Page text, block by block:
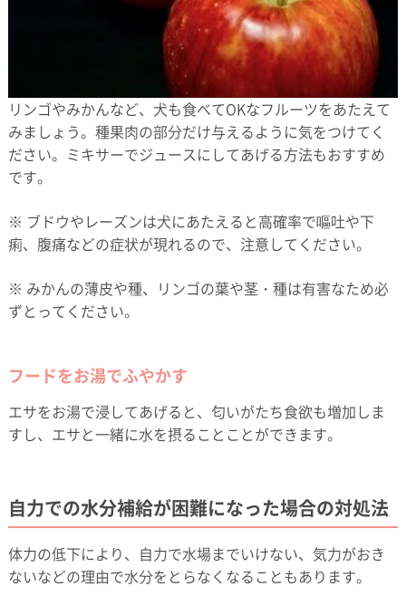
リンゴやみかんなど、犬も食べてOKなフルーツをあたえて
みましょう。種果肉の部分だけ与えるように気をつけてく
ださい。ミキサーでジュースにしてあげる方法もおすすめ
です。
※ ブドウやレーズンは犬にあたえると高確率で嘔吐や下
痢、腹痛などの症状が現れるので、注意してください。
※ みかんの薄皮や種、リンゴの葉や茎・種は有害なため必
ずとってください。
フードをお湯でふやかす
エサをお湯で浸してあげると、匂いがたち食欲も増加しま
すし、エサと一緒に水を摂ることことができます。
自力での水分補給が困難になった場合の対処法
体力の低下により、自力で水場までいけない、気力がおき
ないなどの理由で水分をとらなくなることもあります。